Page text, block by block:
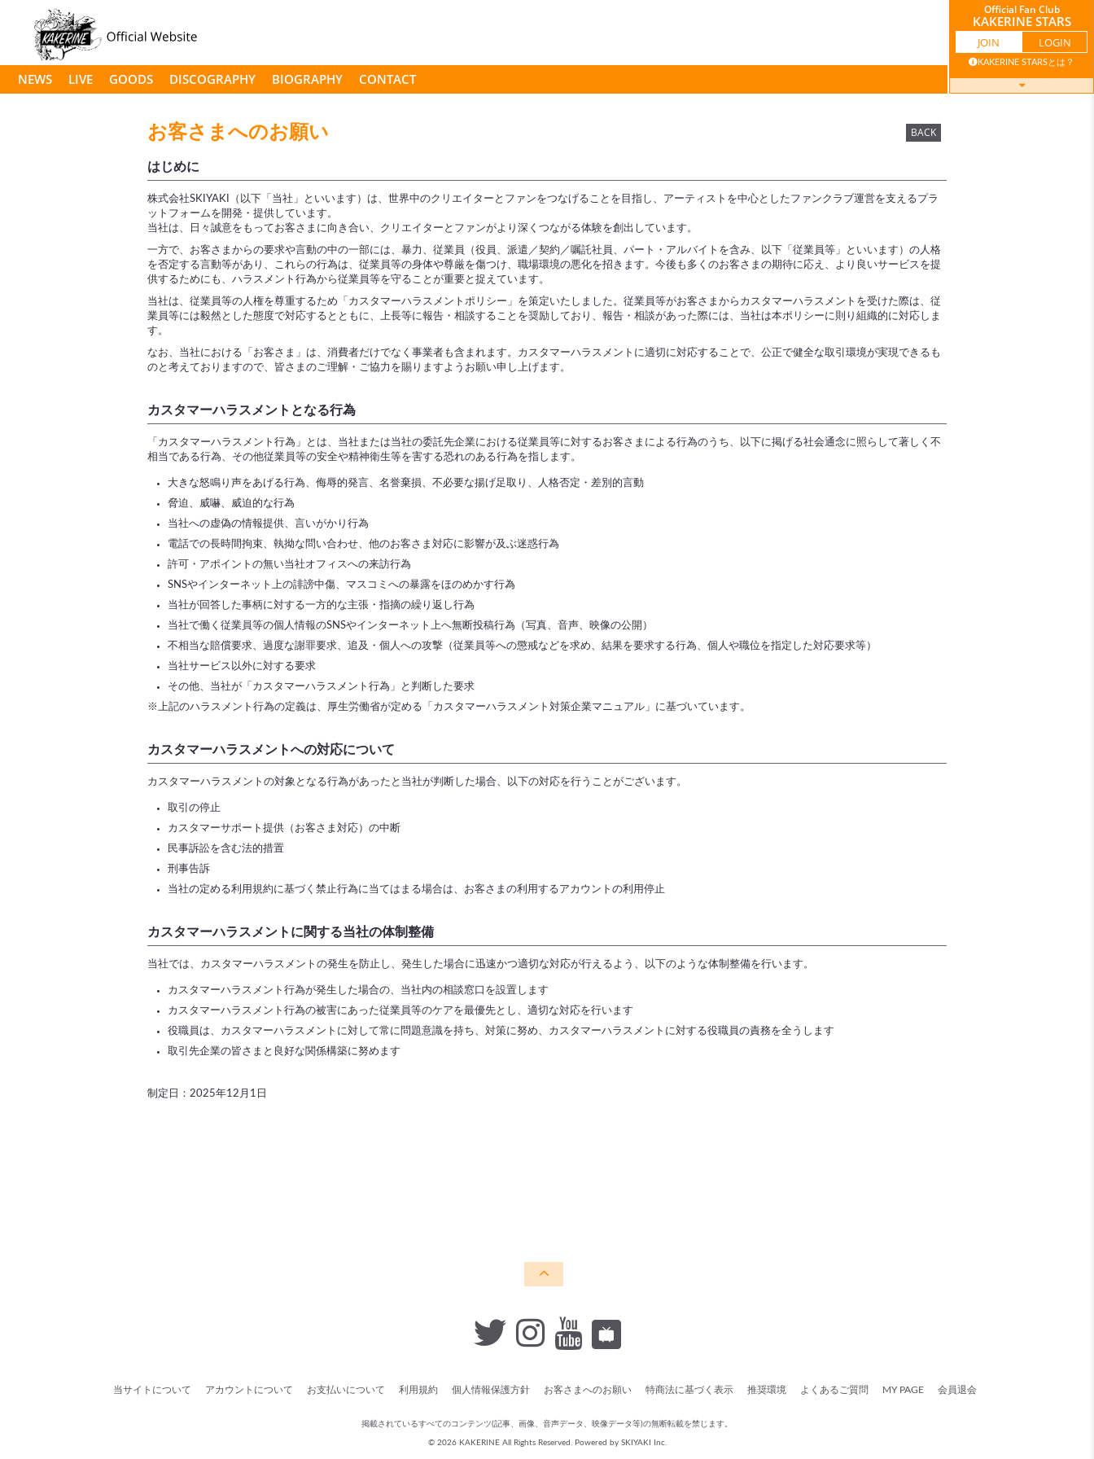
NEWS LIVE GOODS DISCOGRAPHY BIOGRAPHY CONTACT
Official Fan Club
KAKERINE STARS
JOIN LOGIN
KAKERINE STARSとは？
お客さまへのお願い BACK
はじめに
株式会社SKIYAKI（以下「当社」といいます）は、世界中のクリエイターとファンをつなげることを目指し、アーティストを中心としたファンクラブ運営を支えるプラ
ットフォームを開発・提供しています。
当社は、日々誠意をもってお客さまに向き合い、クリエイターとファンがより深くつながる体験を創出しています。
一方で、お客さまからの要求や言動の中の一部には、暴力、従業員（役員、派遣／契約／嘱託社員、パート・アルバイトを含み、以下「従業員等」といいます）の人格
を否定する言動等があり、これらの行為は、従業員等の身体や尊厳を傷つけ、職場環境の悪化を招きます。今後も多くのお客さまの期待に応え、より良いサービスを提
供するためにも、ハラスメント行為から従業員等を守ることが重要と捉えています。
当社は、従業員等の人権を尊重するため「カスタマーハラスメントポリシー」を策定いたしました。従業員等がお客さまからカスタマーハラスメントを受けた際は、従
業員等には毅然とした態度で対応するとともに、上長等に報告・相談することを奨励しており、報告・相談があった際には、当社は本ポリシーに則り組織的に対応しま
す。
なお、当社における「お客さま」は、消費者だけでなく事業者も含まれます。カスタマーハラスメントに適切に対応することで、公正で健全な取引環境が実現できるも
のと考えておりますので、皆さまのご理解・ご協力を賜りますようお願い申し上げます。
カスタマーハラスメントとなる行為
「カスタマーハラスメント行為」とは、当社または当社の委託先企業における従業員等に対するお客さまによる行為のうち、以下に掲げる社会通念に照らして著しく不
相当である行為、その他従業員等の安全や精神衛生等を害する恐れのある行為を指します。
大きな怒鳴り声をあげる行為、侮辱的発言、名誉棄損、不必要な揚げ足取り、人格否定・差別的言動
脅迫、威嚇、威迫的な行為
当社への虚偽の情報提供、言いがかり行為
電話での長時間拘束、執拗な問い合わせ、他のお客さま対応に影響が及ぶ迷惑行為
許可・アポイントの無い当社オフィスへの来訪行為
SNSやインターネット上の誹謗中傷、マスコミへの暴露をほのめかす行為
当社が回答した事柄に対する一方的な主張・指摘の繰り返し行為
当社で働く従業員等の個人情報のSNSやインターネット上へ無断投稿行為（写真、音声、映像の公開）
不相当な賠償要求、過度な謝罪要求、追及・個人への攻撃（従業員等への懲戒などを求め、結果を要求する行為、個人や職位を指定した対応要求等）
当社サービス以外に対する要求
その他、当社が「カスタマーハラスメント行為」と判断した要求
※上記のハラスメント行為の定義は、厚生労働省が定める「カスタマーハラスメント対策企業マニュアル」に基づいています。
カスタマーハラスメントへの対応について
カスタマーハラスメントの対象となる行為があったと当社が判断した場合、以下の対応を行うことがございます。
取引の停止
カスタマーサポート提供（お客さま対応）の中断
民事訴訟を含む法的措置
刑事告訴
当社の定める利用規約に基づく禁止行為に当てはまる場合は、お客さまの利用するアカウントの利用停止
カスタマーハラスメントに関する当社の体制整備
当社では、カスタマーハラスメントの発生を防止し、発生した場合に迅速かつ適切な対応が行えるよう、以下のような体制整備を行います。
カスタマーハラスメント行為が発生した場合の、当社内の相談窓口を設置します
カスタマーハラスメント行為の被害にあった従業員等のケアを最優先とし、適切な対応を行います
役職員は、カスタマーハラスメントに対して常に問題意識を持ち、対策に努め、カスタマーハラスメントに対する役職員の責務を全うします
取引先企業の皆さまと良好な関係構築に努めます
制定日：2025年12月1日
当サイトについて アカウントについて お支払いについて 利用規約 個人情報保護方針 お客さまへのお願い 特商法に基づく表示 推奨環境 よくあるご質問 MY PAGE 会員退会
掲載されているすべてのコンテンツ(記事、画像、音声データ、映像データ等)の無断転載を禁じます。
© 2026 KAKERINE All Rights Reserved. Powered by SKIYAKI Inc.